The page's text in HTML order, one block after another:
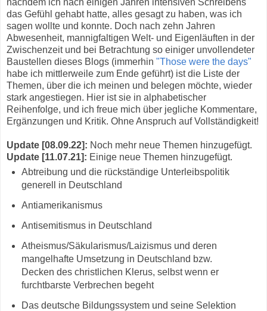
nachdem ich nach einigen Jahren intensiven Schreibens
das Gefühl gehabt hatte, alles gesagt zu haben, was ich
sagen wollte und konnte. Doch nach zehn Jahren
Abwesenheit, mannigfaltigen Welt- und Eigenläuften in der
Zwischenzeit und bei Betrachtung so einiger unvollendeter
Baustellen dieses Blogs (immerhin "Those were the days"
habe ich mittlerweile zum Ende geführt) ist die Liste der
Themen, über die ich meinen und belegen möchte, wieder
stark angestiegen. Hier ist sie in alphabetischer
Reihenfolge, und ich freue mich über jegliche Kommentare,
Ergänzungen und Kritik. Ohne Anspruch auf Vollständigkeit!
Update [08.09.22]: Noch mehr neue Themen hinzugefügt.
Update [11.07.21]: Einige neue Themen hinzugefügt.
Abtreibung und die rückständige Unterleibspolitik
generell in Deutschland
Antiamerikanismus
Antisemitismus in Deutschland
Atheismus/Säkularismus/Laizismus und deren
mangelhafte Umsetzung in Deutschland bzw.
Decken des christlichen Klerus, selbst wenn er
furchtbarste Verbrechen begeht
Das deutsche Bildungssystem und seine Selektion